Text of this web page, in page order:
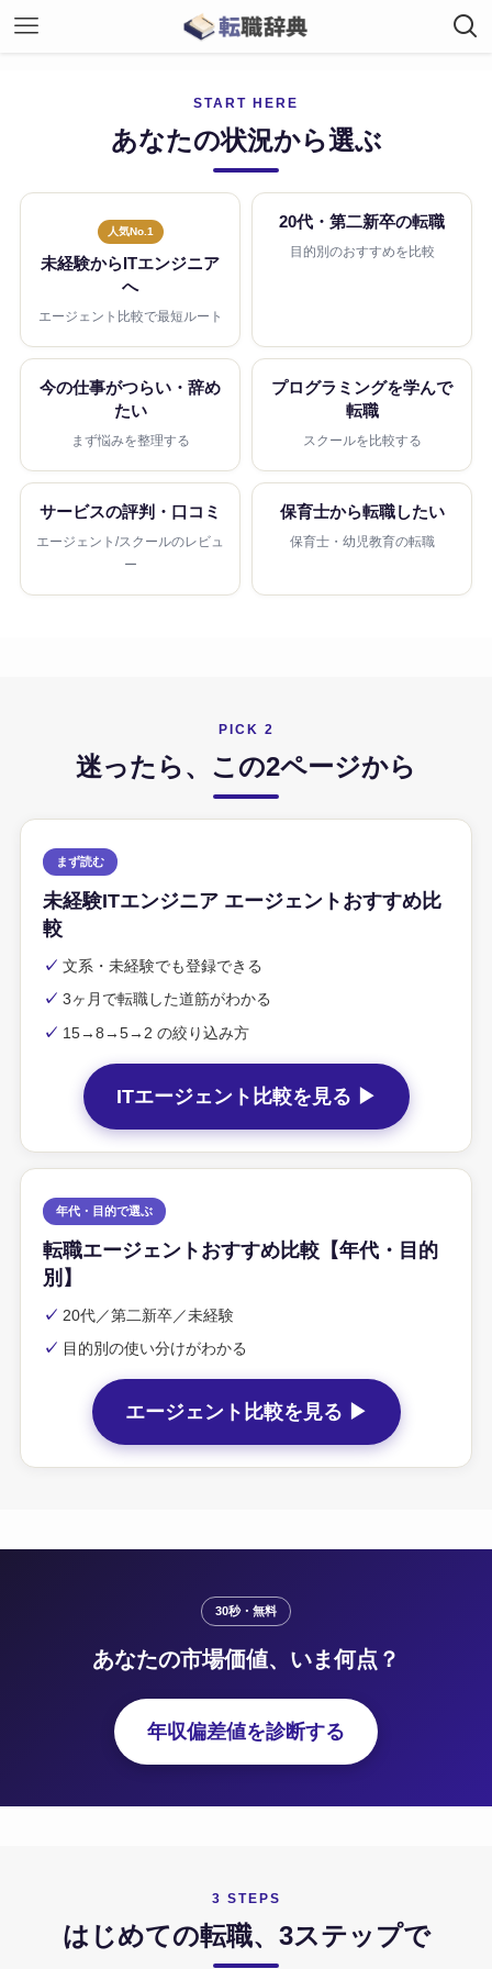
START HERE
あなたの状況から選ぶ
人気No.1
未経験からITエンジニア
へ
エージェント比較で最短ルート
20代・第二新卒の転職
目的別のおすすめを比較
今の仕事がつらい・辞め
たい
まず悩みを整理する
プログラミングを学んで
転職
スクールを比較する
サービスの評判・口コミ
エージェント/スクールのレビュ
ー
保育士から転職したい
保育士・幼児教育の転職
PICK 2
迷ったら、この2ページから
まず読む
未経験ITエンジニア エージェントおすすめ比
較
✓ 文系・未経験でも登録できる
✓ 3ヶ月で転職した道筋がわかる
✓ 15→8→5→2 の絞り込み方
ITエージェント比較を見る ▶
年代・目的で選ぶ
転職エージェントおすすめ比較【年代・目的
別】
✓ 20代／第二新卒／未経験
✓ 目的別の使い分けがわかる
エージェント比較を見る ▶
30秒・無料
あなたの市場価値、いま何点？
年収偏差値を診断する
3 STEPS
はじめての転職、3ステップで